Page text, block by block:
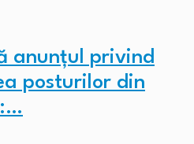
anunțul privind
posturilor din